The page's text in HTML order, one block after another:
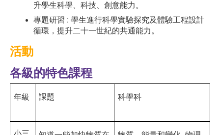
升學生科學、科技、創意能力。
專題研習 : 學生進行科學實驗探究及體驗工程設計
循環，提升二十一世紀的共通能力。
活動
各級的特色課程
年級 課題 科學科
小三